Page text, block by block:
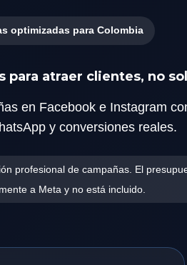
optimizadas para Colombia
para atraer clientes, no
en Facebook e Instagram
y conversiones reales.
profesional de campañas. El
a Meta y no está incluido.